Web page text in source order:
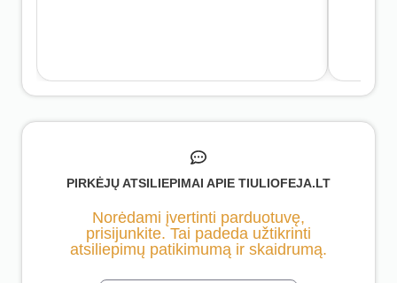
PIRKĖJŲ ATSILIEPIMAI APIE TIULIOFEJA.LT
Norėdami įvertinti parduotuvę,
prisijunkite. Tai padeda užtikrinti
atsiliepimų patikimumą ir skaidrumą.